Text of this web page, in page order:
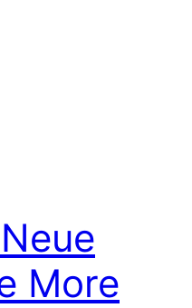
More